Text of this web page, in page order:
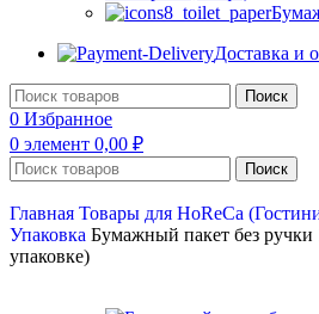
Доставка и
Поиск
0 Избранное
0 элемент 0,00 ₽
Поиск
Главная Товары для HoReCa
Упаковка Бумажный пакет без
упаковке)